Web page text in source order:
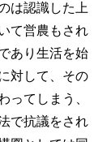
は認識した上
て営農もされ
あり生活を始
対して、その
ってしまう、
で抗議をされ